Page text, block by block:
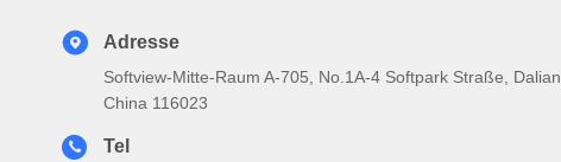
Adresse
Softview-Mitte-Raum A-705, No.1A-4 Softpark Straße, Dalian,
China 116023
Tel